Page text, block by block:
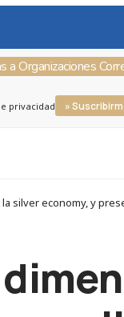
a Organizaciones
privacidad »